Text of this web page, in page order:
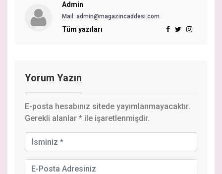
Admin
Mail: admin@magazincaddesi.com
Tüm yazıları
Yorum Yazın
E-posta hesabınız sitede yayımlanmayacaktır.
Gerekli alanlar * ile işaretlenmişdir.